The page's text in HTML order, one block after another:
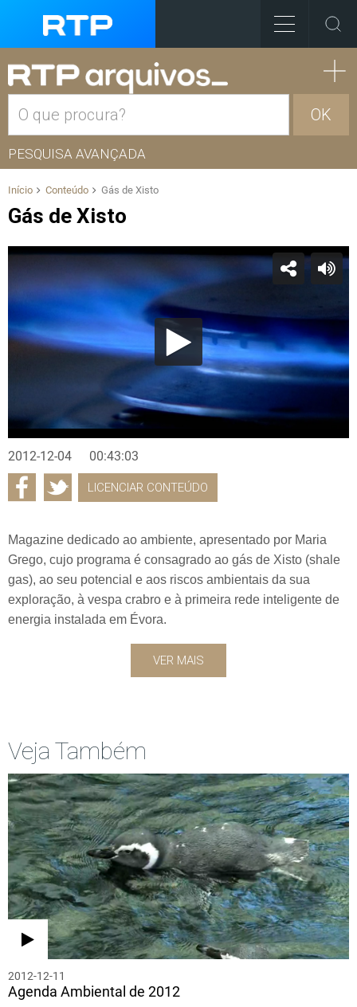
OK
PESQUISA AVANÇADA
Início Conteúdo Gás de Xisto
Gás de Xisto
2012-12-04 00:43:03
LICENCIAR CONTEÚDO
Magazine dedicado ao ambiente, apresentado por Maria
Grego, cujo programa é consagrado ao gás de Xisto (shale
gas), ao seu potencial e aos riscos ambientais da sua
exploração, à vespa crabro e à primeira rede inteligente de
energia instalada em Évora.
VER MAIS
Veja Também
2012-12-11
Agenda Ambiental de 2012